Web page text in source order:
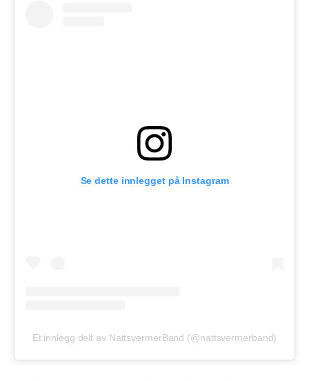
Se dette innlegget på Instagram
Et innlegg delt av NattsvermerBand (@nattsvermerband)